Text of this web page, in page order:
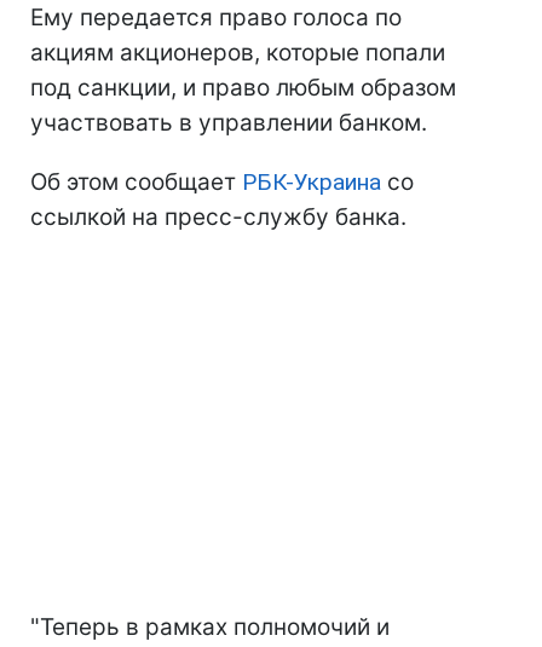
Ему передается право голоса по
акциям акционеров, которые попали
под санкции, и право любым образом
участвовать в управлении банком.
Об этом сообщает РБК-Украина со
ссылкой на пресс-службу банка.
"Теперь в рамках полномочий и